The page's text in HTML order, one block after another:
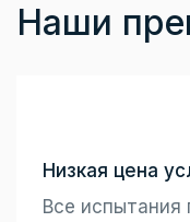
Наши
Низкая цена
Все испытания